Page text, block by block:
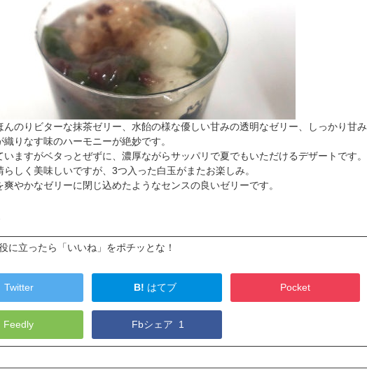
んのりビターな抹茶ゼリー、水飴の様な優しい甘みの透明なゼリー、しっかり甘み
りなす味のハーモニーが絶妙です。
いますがベタっとぜずに、濃厚ながらサッパリで夏でもいただけるデザートです。
らしく美味しいですが、3つ入った白玉がまたお楽しみ。
爽やかなゼリーに閉じ込めたようなセンスの良いゼリーです。
に立ったら「いいね」をポチッとな！
Twitter B! はてブ Pocket
Feedly Fbシェア 1